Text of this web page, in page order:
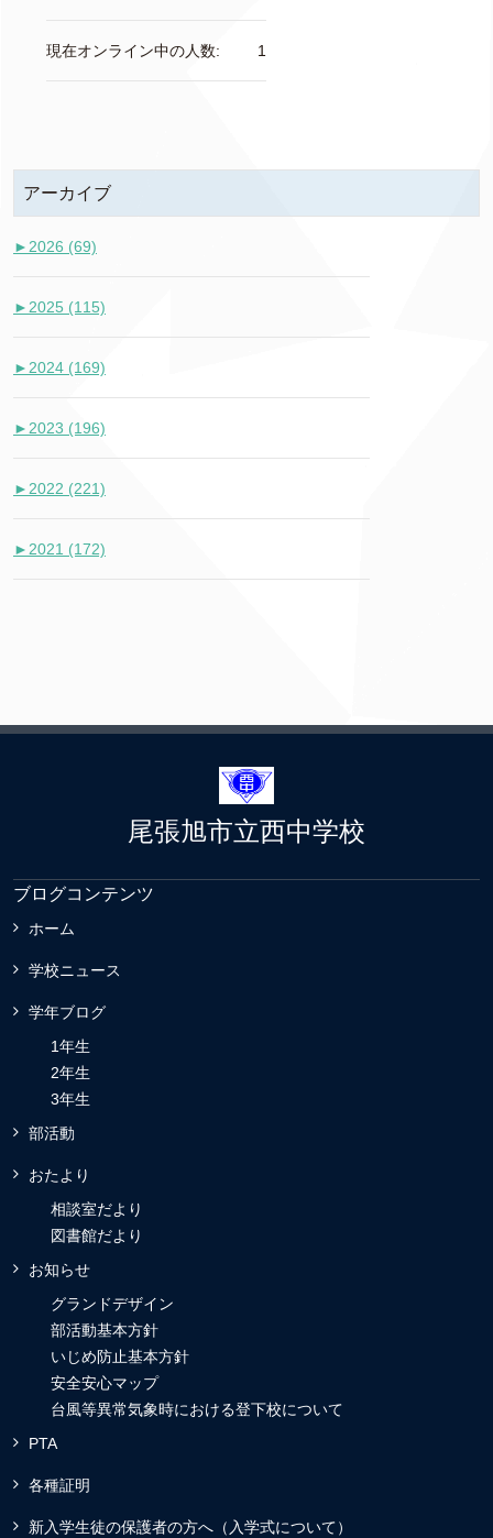
1
現在オンライン中の人数:
アーカイブ
► 2026 (69)
► 2025 (115)
► 2024 (169)
► 2023 (196)
► 2022 (221)
► 2021 (172)
尾張旭市立西中学校
ブログコンテンツ
ホーム
学校ニュース
学年ブログ
1年生
2年生
3年生
部活動
おたより
相談室だより
図書館だより
お知らせ
グランドデザイン
部活動基本方針
いじめ防止基本方針
安全安心マップ
台風等異常気象時における登下校について
PTA
各種証明
新入学生徒の保護者の方へ（入学式について）